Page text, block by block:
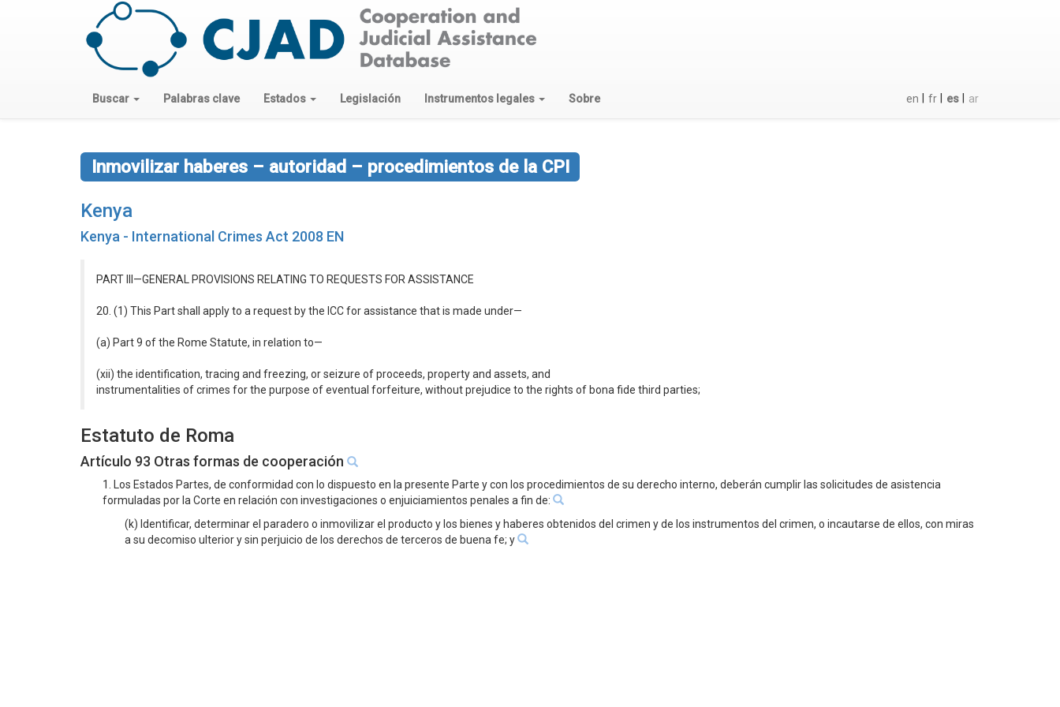
Buscar Palabras clave Estados Legislación Instrumentos legales Sobre en fr es ar
Inmovilizar haberes – autoridad – procedimientos de la CPI
Kenya
Kenya - International Crimes Act 2008 EN
PART III—GENERAL PROVISIONS RELATING TO REQUESTS FOR ASSISTANCE
20. (1) This Part shall apply to a request by the ICC for assistance that is made under—
(a) Part 9 of the Rome Statute, in relation to—
(xii) the identification, tracing and freezing, or seizure of proceeds, property and assets, and
instrumentalities of crimes for the purpose of eventual forfeiture, without prejudice to the rights of bona fide third parties;
Estatuto de Roma
Artículo 93 Otras formas de cooperación
1. Los Estados Partes, de conformidad con lo dispuesto en la presente Parte y con los procedimientos de su derecho interno, deberán cumplir las solicitudes de asistencia
formuladas por la Corte en relación con investigaciones o enjuiciamientos penales a fin de:
(k) Identificar, determinar el paradero o inmovilizar el producto y los bienes y haberes obtenidos del crimen y de los instrumentos del crimen, o incautarse de ellos, con miras
a su decomiso ulterior y sin perjuicio de los derechos de terceros de buena fe; y